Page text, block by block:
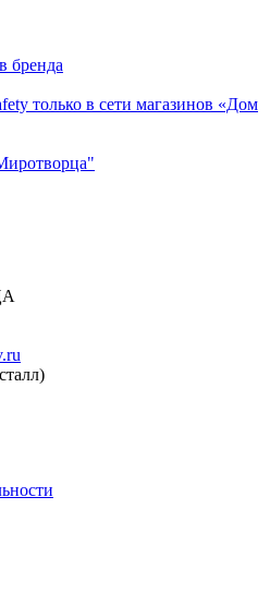
бренда
только в сети магазинов «Дом